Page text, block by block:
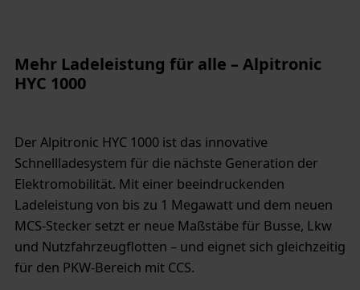
Mehr Ladeleistung für alle – Alpitronic
HYC 1000
Der Alpitronic HYC 1000 ist das innovative
Schnellladesystem für die nächste Generation der
Elektromobilität. Mit einer beeindruckenden
Ladeleistung von bis zu 1 Megawatt und dem neuen
MCS-Stecker setzt er neue Maßstäbe für Busse, Lkw
und Nutzfahrzeugflotten – und eignet sich gleichzeitig
für den PKW-Bereich mit CCS.